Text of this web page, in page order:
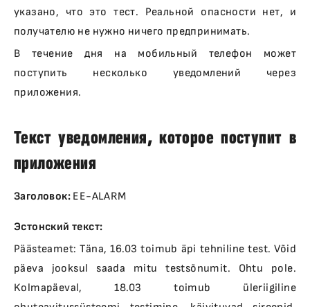
указано, что это тест. Реальной опасности нет, и
получателю не нужно ничего предпринимать.
В течение дня на мобильный телефон может
поступить несколько уведомлений через
приложения.
Текст уведомления, которое поступит в
приложения
Заголовок: EE-ALARM
Эстонский текст:
Päästeamet: Täna, 16.03 toimub äpi tehniline test. Võid
päeva jooksul saada mitu testsõnumit. Ohtu pole.
Kolmapäeval, 18.03 toimub üleriigiline